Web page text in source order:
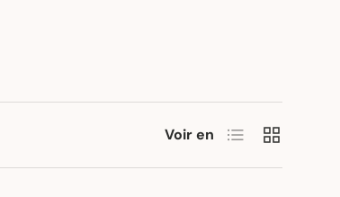
Voir en Liste Grille